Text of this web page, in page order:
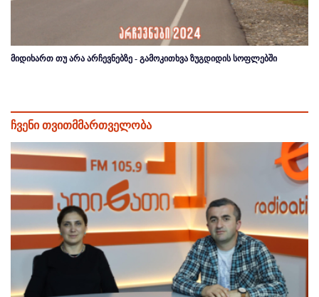
მიდიხართ თუ არა არჩევნებზე - გამოკითხვა ზუგდიდის სოფლებში
ჩვენი თვითმმართველობა